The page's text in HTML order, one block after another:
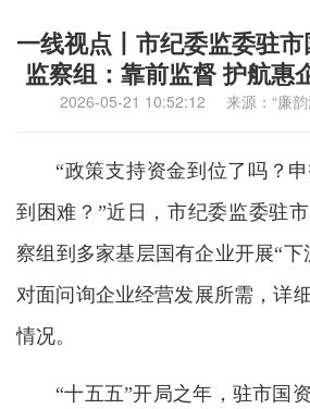
一线视点丨市纪委监委驻
监察组：靠前监督 护航惠
2026-05-21 10:52:12 来源：“廉韵
“政策支持资金到位了吗？
到困难？”近日，市纪委监委驻
察组到多家基层国有企业开展“下
对面问询企业经营发展所需，详
情况。
“十五五”开局之年，驻市国